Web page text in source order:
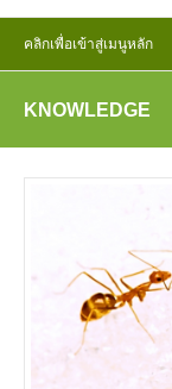
คลิกเพื่อเข้าสู่เมนูหลัก
KNOWLEDGE